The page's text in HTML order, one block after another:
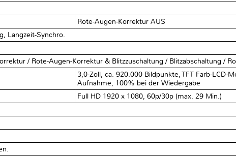
Rote-Augen-Korrektur AUS
Langzeit-Synchro.
/ Rote-Augen-Korrektur & Blitzzuschaltung / Blitzabschaltung /
3,0-Zoll, ca. 920.000 Bildpunkte, TFT Farb-LCD-
Aufnahme, 100% bei der Wiedergabe
Full HD 1920 x 1080, 60p/30p (max. 29 Min.)